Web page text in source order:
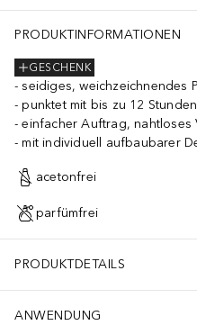
PRODUKTINFORMATIONEN
GESCHENK
seidiges, weichzeichnendes
punktet mit bis zu 12
einfacher Auftrag, nahtloses
mit individuell aufbaubarer
acetonfrei
parfümfrei
PRODUKTDETAILS
ANWENDUNG